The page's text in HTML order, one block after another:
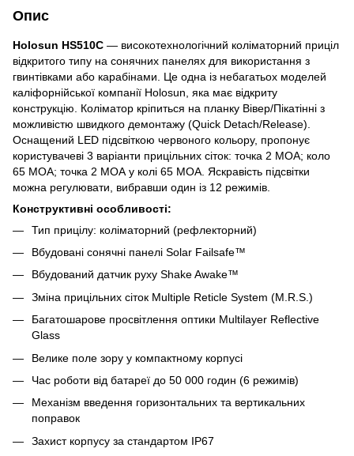
Опис
Holosun HS510C — високотехнологічний коліматорний приціл
відкритого типу на сонячних панелях для використання з
гвинтівками або карабінами. Це одна із небагатьох моделей
каліфорнійської компанії Holosun, яка має відкриту
конструкцію. Коліматор кріпиться на планку Вівер/Пікатінні з
можливістю швидкого демонтажу (Quick Detach/Release).
Оснащений LED підсвіткою червоного кольору, пропонує
користувачеві 3 варіанти прицільних сіток: точка 2 МОА; коло
65 МОА; точка 2 МОА у колі 65 МОА. Яскравість підсвітки
можна регулювати, вибравши один із 12 режимів.
Конструктивні особливості:
Тип прицілу: коліматорний (рефлекторний)
Вбудовані сонячні панелі Solar Failsafe™
Вбудований датчик руху Shake Awake™
Зміна прицільних сіток Multiple Reticle System (M.R.S.)
Багатошарове просвітлення оптики Multilayer Reflective
Glass
Велике поле зору у компактному корпусі
Час роботи від батареї до 50 000 годин (6 режимів)
Механізм введення горизонтальних та вертикальних
поправок
Захист корпусу за стандартом IP67